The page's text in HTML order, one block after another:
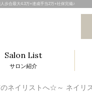
歩合最大4.3万+達成手当2万+社保完備♪
Salon List
サロン紹介
ネイリストへ☆～ ネイリ